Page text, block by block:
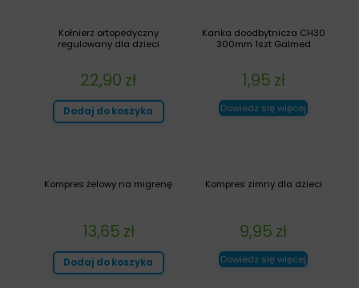
Kanka doodbytnicza CH30
300mm 1szt Galmed
1,95 zł
Dowiedz się więcej
Kołnierz ortopedyczny
regulowany dla dzieci
22,90 zł
Dodaj do koszyka
Kompres zimny dla dzieci
9,95 zł
Dowiedz się więcej
Kompres żelowy na migrenę
13,65 zł
Dodaj do koszyka